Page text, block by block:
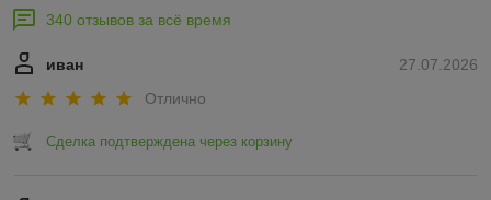
340 отзывов за всё время
27.07.2026
иван
Отлично
Сделка подтверждена через корзину